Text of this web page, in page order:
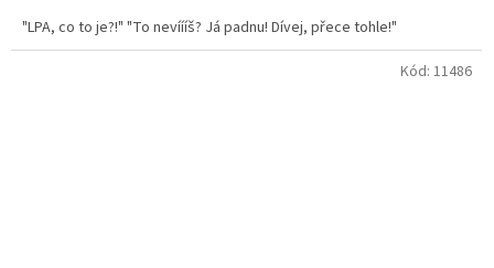
"LPA, co to je?!" "To nevíííš? Já padnu! Dívej, přece tohle!"
Kód: 11486